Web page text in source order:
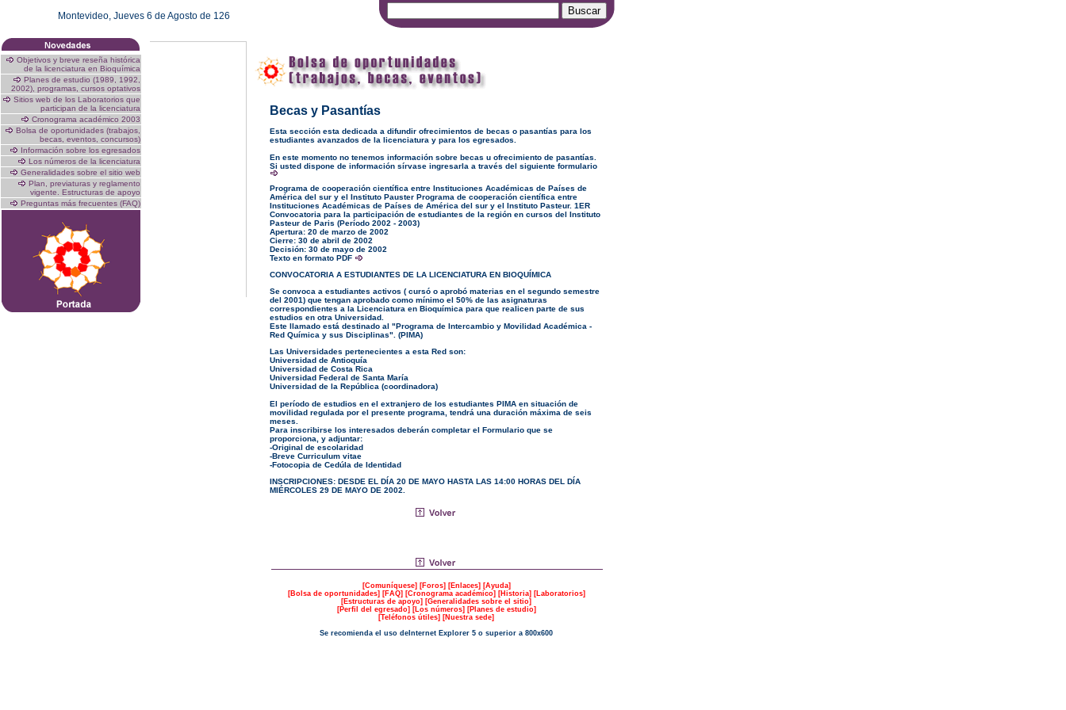
Montevideo, Jueves 6 de Agosto de 126
Objetivos y breve reseña histórica
de la licenciatura en Bioquímica
Planes de estudio (1989, 1992,
2002), programas, cursos optativos
Sitios web de los Laboratorios que
participan de la licenciatura
Cronograma académico 2003
Bolsa de oportunidades (trabajos,
becas, eventos, concursos)
Información sobre los egresados
Los números de la licenciatura
Generalidades sobre el sitio web
Plan, previaturas y reglamento
vigente. Estructuras de apoyo
Preguntas más frecuentes (FAQ)
Becas y Pasantías
Esta sección esta dedicada a difundir ofrecimientos de becas o pasantías para los
estudiantes avanzados de la licenciatura y para los egresados.
En este momento no tenemos información sobre becas u ofrecimiento de pasantías.
Si usted dispone de información sírvase ingresarla a través del siguiente formulario
Programa de cooperación científica entre Instituciones Académicas de Países de
América del sur y el Instituto Pauster Programa de cooperación científica entre
Instituciones Académicas de Países de América del sur y el Instituto Pasteur. 1ER
Convocatoria para la participación de estudiantes de la región en cursos del Instituto
Pasteur de Paris (Período 2002 - 2003)
Apertura: 20 de marzo de 2002
Cierre: 30 de abril de 2002
Decisión: 30 de mayo de 2002
Texto en formato PDF
CONVOCATORIA A ESTUDIANTES DE LA LICENCIATURA EN BIOQUÍMICA
Se convoca a estudiantes activos ( cursó o aprobó materias en el segundo semestre
del 2001) que tengan aprobado como mínimo el 50% de las asignaturas
correspondientes a la Licenciatura en Bioquímica para que realicen parte de sus
estudios en otra Universidad.
Este llamado está destinado al "Programa de Intercambio y Movilidad Académica -
Red Química y sus Disciplinas". (PIMA)
Las Universidades pertenecientes a esta Red son:
Universidad de Antioquía
Universidad de Costa Rica
Universidad Federal de Santa María
Universidad de la República (coordinadora)
El período de estudios en el extranjero de los estudiantes PIMA en situación de
movilidad regulada por el presente programa, tendrá una duración máxima de seis
meses.
Para inscribirse los interesados deberán completar el Formulario que se
proporciona, y adjuntar:
-Original de escolaridad
-Breve Curriculum vitae
-Fotocopia de Cedúla de Identidad
INSCRIPCIONES: DESDE EL DÍA 20 DE MAYO HASTA LAS 14:00 HORAS DEL DÍA
MIÉRCOLES 29 DE MAYO DE 2002.
[Comuníquese] [Foros] [Enlaces] [Ayuda]
[Bolsa de oportunidades] [FAQ] [Cronograma académico] [Historia] [Laboratorios]
[ Estructuras de apoyo] [Generalidades sobre el sitio]
[Perfil del egresado] [Los números] [Planes de estudio]
[Teléfonos útiles] [Nuestra sede]
Se recomienda el uso de Internet Explorer 5 o superior a 800x600